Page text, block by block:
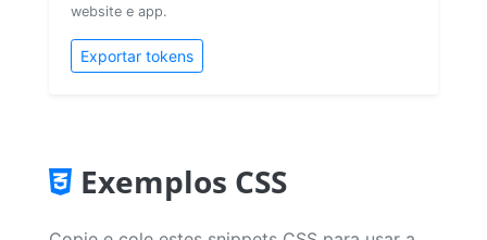
website e app.
Exportar tokens
Exemplos CSS